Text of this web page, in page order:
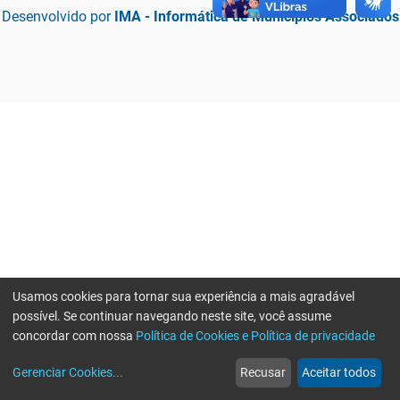
Desenvolvido por IMA - Informática de Municípios Associados
web
Notícias
more_horiz
Mais
Usamos cookies para tornar sua experiência a mais agradável
possível. Se continuar navegando neste site, você assume
concordar com nossa Política de Cookies e Política de privacidade
Gerenciar Cookies... Recusar Aceitar todos
Erro ao enviar informações, por favor tente novamente